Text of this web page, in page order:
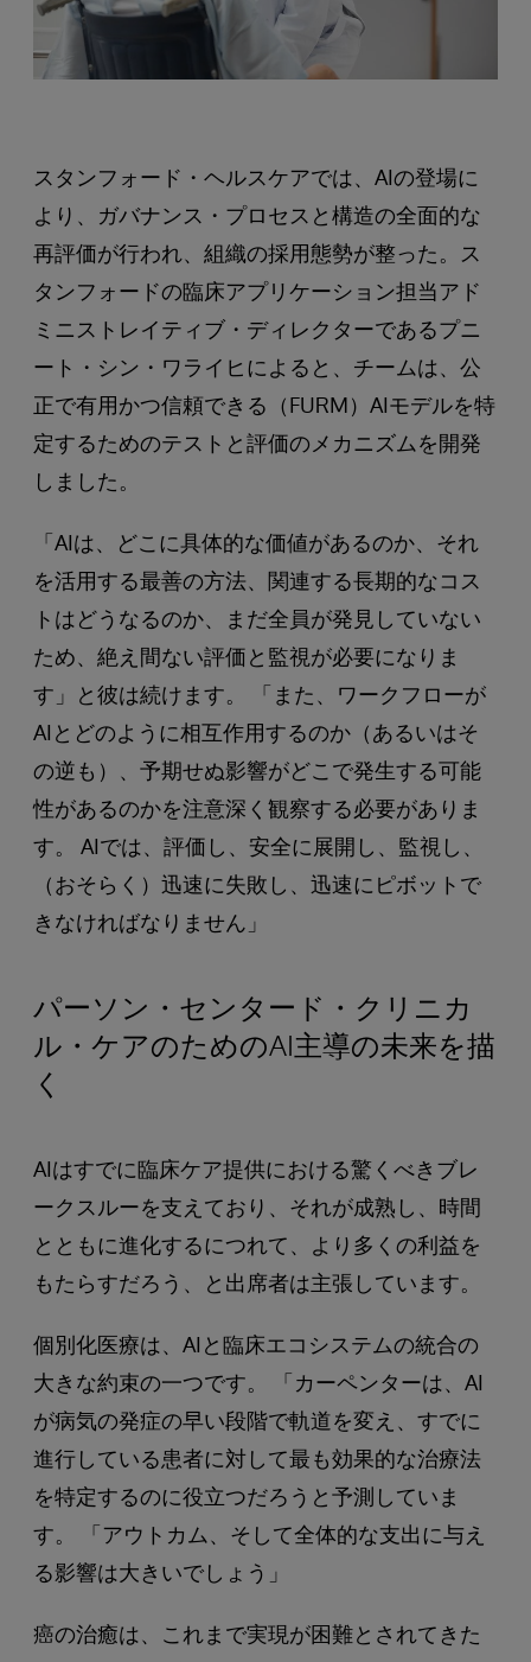
スタンフォード・ヘルスケアでは、AIの登場に
より、ガバナンス・プロセスと構造の全面的な
再評価が行われ、組織の採用態勢が整った。ス
タンフォードの臨床アプリケーション担当アド
ミニストレイティブ・ディレクターであるプニ
ート・シン・ワライヒによると、チームは、公
正で有用かつ信頼できる（FURM）AIモデルを特
定するためのテストと評価のメカニズムを開発
しました。
「AIは、どこに具体的な価値があるのか、それ
を活用する最善の方法、関連する長期的なコス
トはどうなるのか、まだ全員が発見していない
ため、絶え間ない評価と監視が必要になりま
す」と彼は続けます。 「また、ワークフローが
AIとどのように相互作用するのか（あるいはそ
の逆も）、予期せぬ影響がどこで発生する可能
性があるのかを注意深く観察する必要がありま
す。 AIでは、評価し、安全に展開し、監視し、
（おそらく）迅速に失敗し、迅速にピボットで
きなければなりません」
パーソン・センタード・クリニカ
ル・ケアのためのAI主導の未来を描
く
AIはすでに臨床ケア提供における驚くべきブレ
ークスルーを支えており、それが成熟し、時間
とともに進化するにつれて、より多くの利益を
もたらすだろう、と出席者は主張しています。
個別化医療は、AIと臨床エコシステムの統合の
大きな約束の一つです。 「カーペンターは、AI
が病気の発症の早い段階で軌道を変え、すでに
進行している患者に対して最も効果的な治療法
を特定するのに役立つだろうと予測していま
す。 「アウトカム、そして全体的な支出に与え
る影響は大きいでしょう」
癌の治癒は、これまで実現が困難とされてきた